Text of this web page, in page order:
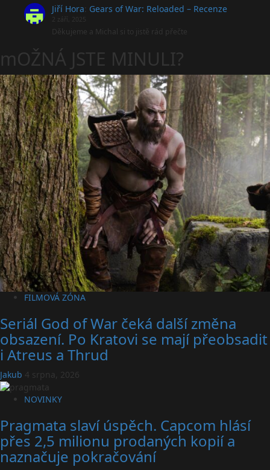
Jiří Hora Gears of War: Reloaded – Recenze
2 září, 2025
Děkujeme a Michal si to jistě rád přečte
mOŽNÁ JSTE MINULI?
FILMOVÁ ZÓNA
Seriál God of War čeká další změna
obsazení. Po Kratovi se mají přeobsadit
i Atreus a Thrud
Jakub 4 srpna, 2026
NOVINKY
Pragmata slaví úspěch. Capcom hlásí
přes 2,5 milionu prodaných kopií a
naznačuje pokračování